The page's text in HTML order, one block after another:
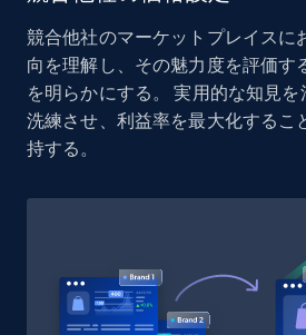
price, and more.
1.9K+ 322+
URL, Product id, Listing inventory
Reviews count shop, Reviews
price, and more.
競合他社のマーケットプレイスに
向を理解し、その魅力度を評価す
を明らかにする。 実用的な知見
洗練させ、利益率を最大化するこ
持する。